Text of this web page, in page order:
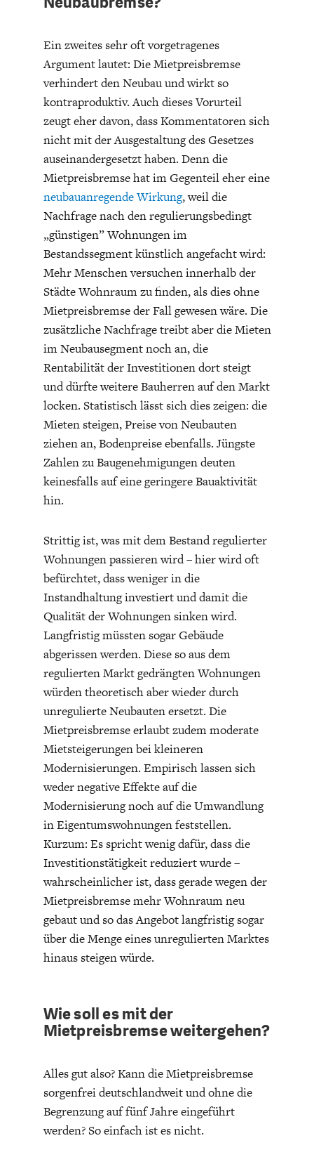
DEUTSCHLAND UND DIE
DAS POST-CORONA-
ZEITALTER
STATUS QUO DER
DEUTSCHEN VWL
DIE POSITIONEN DER
WIRTSCHAFTSWEISEN
BGE-INFOGRAFIK
MAKROTHEK
ÖKONOMENSZENE
OUTPUT GAP
UNGLEICHHEIT
USA
WELTWIRTSCHAFT
Ein zweites sehr oft vorgetragenes
Argument lautet: Die Mietpreisbremse
verhindert den Neubau und wirkt so
kontraproduktiv. Auch dieses Vorurteil
zeugt eher davon, dass Kommentatoren sich
nicht mit der Ausgestaltung des Gesetzes
auseinandergesetzt haben. Denn die
Mietpreisbremse hat im Gegenteil eher eine
neubauanregende Wirkung, weil die
Nachfrage nach den regulierungsbedingt
„günstigen” Wohnungen im
Bestandssegment künstlich angefacht wird:
Mehr Menschen versuchen innerhalb der
Städte Wohnraum zu finden, als dies ohne
Mietpreisbremse der Fall gewesen wäre. Die
zusätzliche Nachfrage treibt aber die Mieten
im Neubausegment noch an, die
Rentabilität der Investitionen dort steigt
und dürfte weitere Bauherren auf den Markt
locken. Statistisch lässt sich dies zeigen: die
Mieten steigen, Preise von Neubauten
ziehen an, Bodenpreise ebenfalls. Jüngste
Zahlen zu Baugenehmigungen deuten
keinesfalls auf eine geringere Bauaktivität
hin.
Strittig ist, was mit dem Bestand regulierter
Wohnungen passieren wird – hier wird oft
befürchtet, dass weniger in die
Instandhaltung investiert und damit die
Qualität der Wohnungen sinken wird.
Langfristig müssten sogar Gebäude
abgerissen werden. Diese so aus dem
regulierten Markt gedrängten Wohnungen
würden theoretisch aber wieder durch
unregulierte Neubauten ersetzt. Die
Mietpreisbremse erlaubt zudem moderate
Mietsteigerungen bei kleineren
Modernisierungen. Empirisch lassen sich
weder negative Effekte auf die
Modernisierung noch auf die Umwandlung
in Eigentumswohnungen feststellen.
Kurzum: Es spricht wenig dafür, dass die
Investitionstätigkeit reduziert wurde –
wahrscheinlicher ist, dass gerade wegen der
Mietpreisbremse mehr Wohnraum neu
gebaut und so das Angebot langfristig sogar
über die Menge eines unregulierten Marktes
hinaus steigen würde.
Wie soll es mit der
Mietpreisbremse weitergehen?
Alles gut also? Kann die Mietpreisbremse
sorgenfrei deutschlandweit und ohne die
Begrenzung auf fünf Jahre eingeführt
werden? So einfach ist es nicht.